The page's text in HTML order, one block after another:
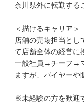
奈川県外に転勤する
＜描けるキャリア＞
店舗の売場担当とし
て店舗全体の経営に
一般社員→チーフ→
ますが、バイヤーや
※未経験の方を歓迎